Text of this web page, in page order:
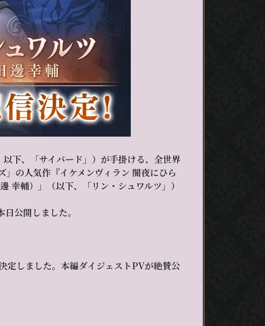
下、「サイバード」）が手掛ける、全世界
の人気作『イケメンヴィラン 闇夜にひら
幸輔）」（以下、「リン・シュワルツ」）
公開しました。
定しました。本編ダイジェストPVが絶賛公